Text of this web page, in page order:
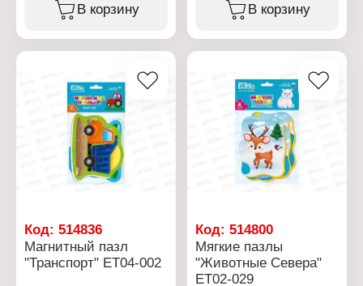
Вид: Лото
Количество фишек: 30
Материал: картон
Упаковка: в коробке
Размер упаковки:
5,4х18,2х17,9 см
Рекомендуемый возраст:
В корзину
Модель: "Лесные
22,5х14х1 см
Комплектация: 2 пазла (7
элементов)
Упаковка: в пакете
Материал: картон,
изолон, магнитный винил
Рекомендуемый возраст:
В корзину
Код: 514836
Магнитный пазл
"Транспорт" ЕТ04-002
Код:514800
Мягкие пазлы
"Животные Севера"
ЕТ02-029